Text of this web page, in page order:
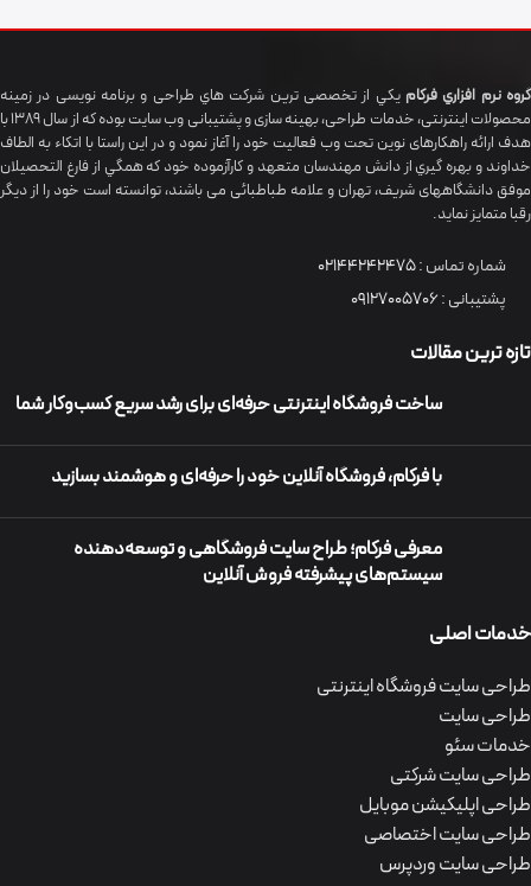
گروه نرم افزاري فرکام يکي از تخصصی ترين شرکت هاي طراحی و برنامه نویسی در زمینه
محصولات اینترنتی، خدمات طراحی، بهینه سازی و پشتیبانی وب سایت بوده که از سال 1389 با
هدف ارائه راهکارهای نوین تحت وب فعالیت خود را آغاز نمود و در این راستا با اتکاء به الطاف
خداوند و بهره گيري از دانش مهندسان متعهد و کارآزموده خود که همگي از فارغ التحصیلان
موفق دانشگاههای شريف، تهران و علامه طباطبائی می باشند، توانسته است خود را از دیگر
رقبا متمایز نماید.
شماره تماس :02144242475
پشتیبانی :09127005706
تازه ترین مقالات
ساخت فروشگاه اینترنتی حرفه‌ای برای رشد سریع کسب‌وکار شما
با فرکام، فروشگاه آنلاین خود را حرفه‌ای و هوشمند بسازید
معرفی فرکام؛ طراح سایت فروشگاهی و توسعه‌دهنده
سیستم‌های پیشرفته فروش آنلاین
خدمات اصلی
طراحی سایت فروشگاه اینترنتی
طراحی سایت
خدمات سئو
طراحی سایت شرکتی
طراحی اپلیکیشن موبایل
طراحی سایت اختصاصی
طراحی سایت وردپرس